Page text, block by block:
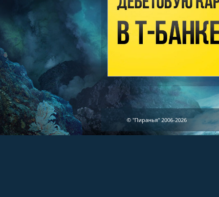
© "Пиранья" 2006-2026